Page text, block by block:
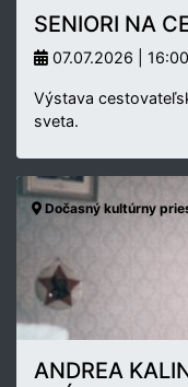
SENIORI NA
07.07.2026 | 16:00
Výstava
sveta.
Dočasný kultúrny
ANDREA